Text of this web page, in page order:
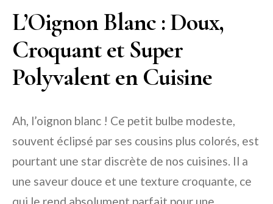
L’Oignon Blanc : Doux,
Croquant et Super
Polyvalent en Cuisine
Ah, l’oignon blanc ! Ce petit bulbe modeste,
souvent éclipsé par ses cousins plus colorés, est
pourtant une star discrète de nos cuisines. Il a
une saveur douce et une texture croquante, ce